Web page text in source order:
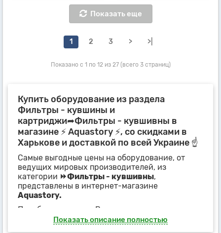
Показать еще
1 2 3 > >|
Показано с 1 по 12 из 27 (всего 3 страниц)
Купить оборудование из раздела
Фильтры - кувшины и
картриджи➦Фильтры - кувшивны в
магазине ⚡ Aquastory ⚡, со скидками в
Харькове и доставкой по всей Украине ☝
Самые выгодные цены на оборудование, от
ведущих мировых производителей, из
категории ⏩Фильтры - кувшивны,
представлены в интернет-магазине
Aquastory.
Подобрать, нужные Вам товары, можно,
основываясь натехнических
Показать описание полностью